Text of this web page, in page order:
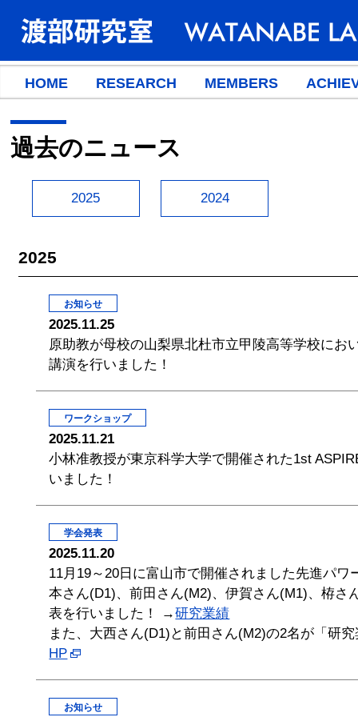
HOME RESEARCH MEMBERS
過去のニュース
2025 2024
2025
お知らせ
2025.11.25
原助教が母校の山梨県北杜市立甲陵高等学校に
講演を行いました！
ワークショップ
2025.11.21
小林准教授が東京科学大学で開催された1st
いました！
学会発表
2025.11.20
11月19～20日に富山市で開催されました先進パ
本さん(D1)、前田さん(M2)、伊賀さん(M1)、栫
表を行いました！ →研究業績
また、大西さん(D1)と前田さん(M2)の2名が「研
HP
お知らせ